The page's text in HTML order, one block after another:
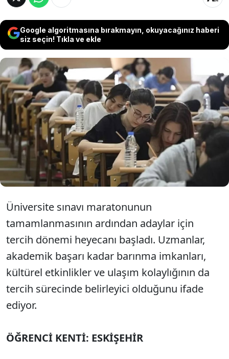
Google algoritmasına bırakmayın, okuyacağınız haberi
siz seçin! Tıkla ve ekle
Yükseköğretim kurumları sınavı sonrası
tercih sürecine giren milyonlarca aday için
eğitim kalitesi, ulaşım ve sosyal yaşam
imkanlarıyla öne çıkan 4 şehir belirlendi.
Üniversite sınavı maratonunun
tamamlanmasının ardından adaylar için
tercih dönemi heyecanı başladı. Uzmanlar,
akademik başarı kadar barınma imkanları,
kültürel etkinlikler ve ulaşım kolaylığının da
tercih sürecinde belirleyici olduğunu ifade
ediyor.
ÖĞRENCİ KENTİ: ESKİŞEHİR